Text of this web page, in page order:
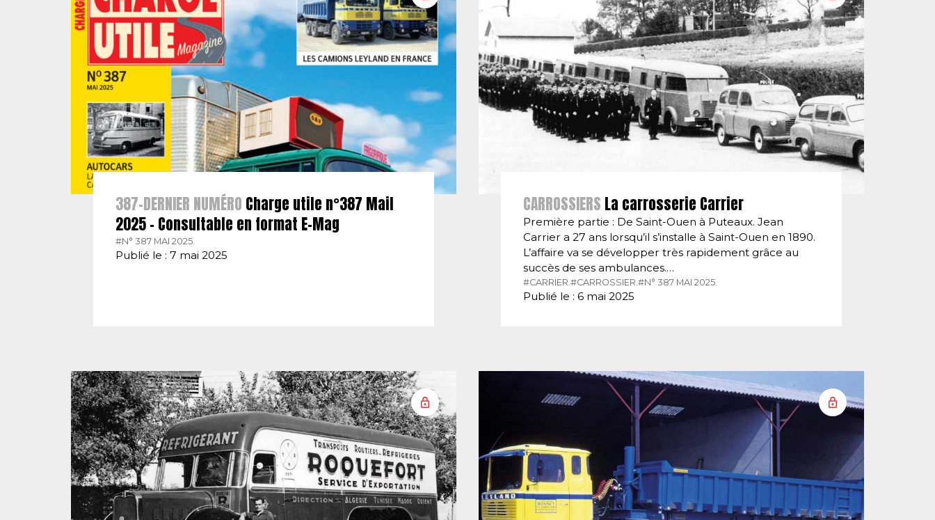
387-DERNIER NUMÉRO Charge utile n°387 Mail
2025 – Consultable en format E-Mag
#N° 387 MAI 2025.
Publié le : 7 mai 2025
CARROSSIERS La carrosserie Carrier
Première partie : De Saint-Ouen à Puteaux. Jean
Carrier a 27 ans lorsqu’il s’installe à Saint-Ouen en 1890.
L’affaire va se développer très rapidement grâce au
succès de ses ambulances.…
#CARRIER.#CARROSSIER.#N° 387 MAI 2025.
Publié le : 6 mai 2025